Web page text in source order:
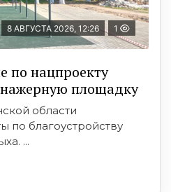
8 АВГУСТА 2026, 12:26 1
по нацпроекту
площадку
области
по благоустройству
...